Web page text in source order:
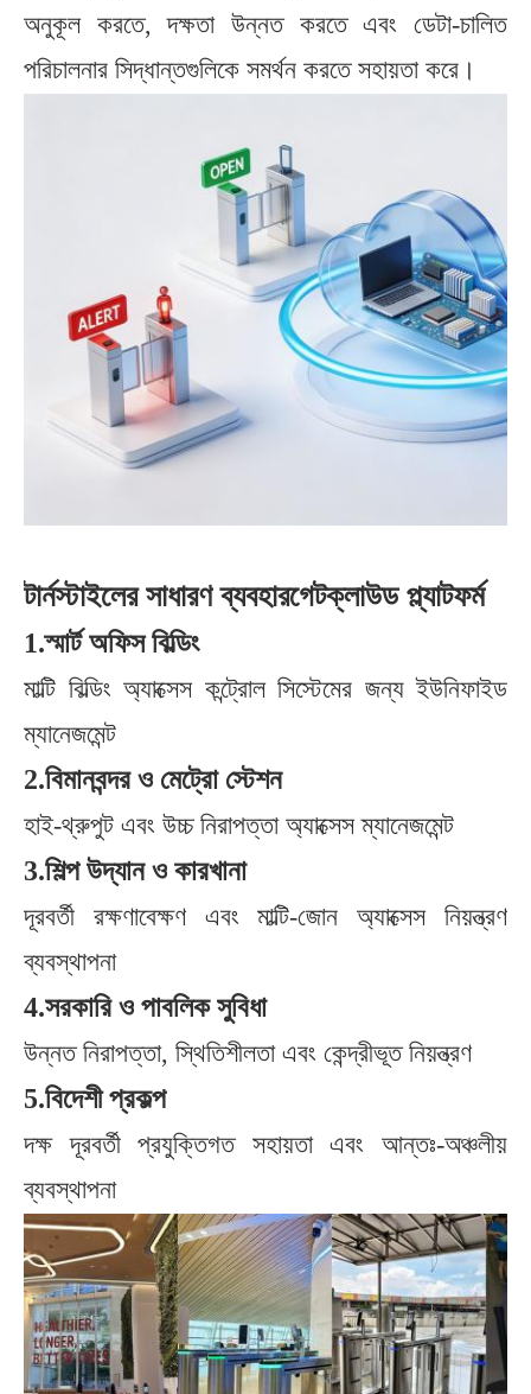
অনুকূল করতে, দক্ষতা উন্নত করতে এবং ডেটা-চালিত
পরিচালনার সিদ্ধান্তগুলিকে সমর্থন করতে সহায়তা করে।
টার্নস্টাইলের সাধারণ ব্যবহারগেটক্লাউড প্ল্যাটফর্ম
1.স্মার্ট অফিস বিল্ডিং
মাল্টি বিল্ডিং অ্যাক্সেস কন্ট্রোল সিস্টেমের জন্য ইউনিফাইড
ম্যানেজমেন্ট
2.বিমানবন্দর ও মেট্রো স্টেশন
হাই-থ্রুপুট এবং উচ্চ নিরাপত্তা অ্যাক্সেস ম্যানেজমেন্ট
3.শিল্প উদ্যান ও কারখানা
দূরবর্তী রক্ষণাবেক্ষণ এবং মাল্টি-জোন অ্যাক্সেস নিয়ন্ত্রণ
ব্যবস্থাপনা
4.সরকারি ও পাবলিক সুবিধা
উন্নত নিরাপত্তা, স্থিতিশীলতা এবং কেন্দ্রীভূত নিয়ন্ত্রণ
5.বিদেশী প্রকল্প
দক্ষ দূরবর্তী প্রযুক্তিগত সহায়তা এবং আন্তঃ-অঞ্চলীয়
ব্যবস্থাপনা